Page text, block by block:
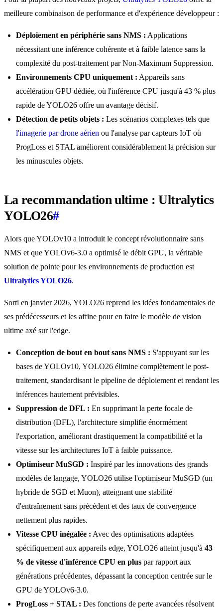
meilleure combinaison de performance et d'expérience développeur :
Déploiement en périphérie sans NMS : Applications
nécessitant une inférence cohérente et à faible latence sans la
complexité du post-traitement par Non-Maximum Suppression.
Environnements CPU uniquement : Appareils sans
accélération GPU dédiée, où l'inférence CPU jusqu'à 43 % plus
rapide de YOLO26 offre un avantage décisif.
Détection de petits objets : Les scénarios complexes tels que
l'imagerie par drone aérien ou l'analyse par capteurs IoT où
ProgLoss et STAL améliorent considérablement la précision sur
les minuscules objets.
La recommandation ultime : Ultralytics
YOLO26#
Alors que YOLOv10 a introduit le concept révolutionnaire sans
NMS et que YOLOv6-3.0 a optimisé le débit GPU, la véritable
solution de pointe pour les environnements de production est
Ultralytics YOLO26.
Sorti en janvier 2026, YOLO26 reprend les idées fondamentales de
ses prédécesseurs et les affine pour en faire le modèle de vision
ultime axé sur l'edge.
Conception de bout en bout sans NMS : S'appuyant sur les
bases de YOLOv10, YOLO26 élimine complètement le post-
traitement, standardisant le pipeline de déploiement et rendant les
inférences hautement prévisibles.
Suppression de DFL : En supprimant la perte focale de
distribution (DFL), l'architecture simplifie énormément
l'exportation, améliorant drastiquement la compatibilité et la
vitesse sur les architectures IoT à faible puissance.
Optimiseur MuSGD : Inspiré par les innovations des grands
modèles de langage, YOLO26 utilise l'optimiseur MuSGD (un
hybride de SGD et Muon), atteignant une stabilité
d'entraînement sans précédent et des taux de convergence
nettement plus rapides.
Vitesse CPU inégalée : Avec des optimisations adaptées
spécifiquement aux appareils edge, YOLO26 atteint jusqu'à 43
% de vitesse d'inférence CPU en plus par rapport aux
générations précédentes, dépassant la conception centrée sur le
GPU de YOLOv6-3.0.
ProgLoss + STAL : Des fonctions de perte avancées résolvent